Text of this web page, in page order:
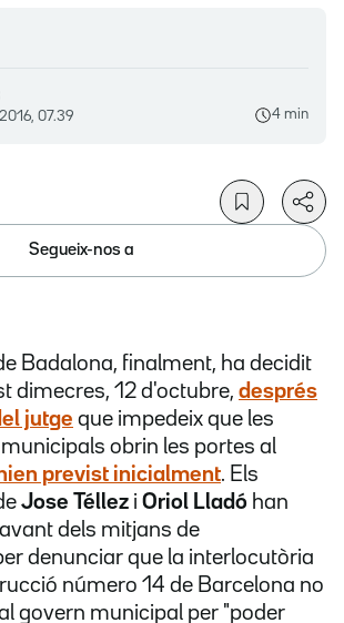
07.39 4 min
Segueix-nos a
Badalona, finalment, ha decidit
dimecres, 12 d'octubre, després
jutge que impedeix que les
obrin les portes al
previst inicialment. Els
Jose Téllez i Oriol Lladó han
dels mitjans de
denunciar que la interlocutòria
número 14 de Barcelona no
govern municipal per "poder